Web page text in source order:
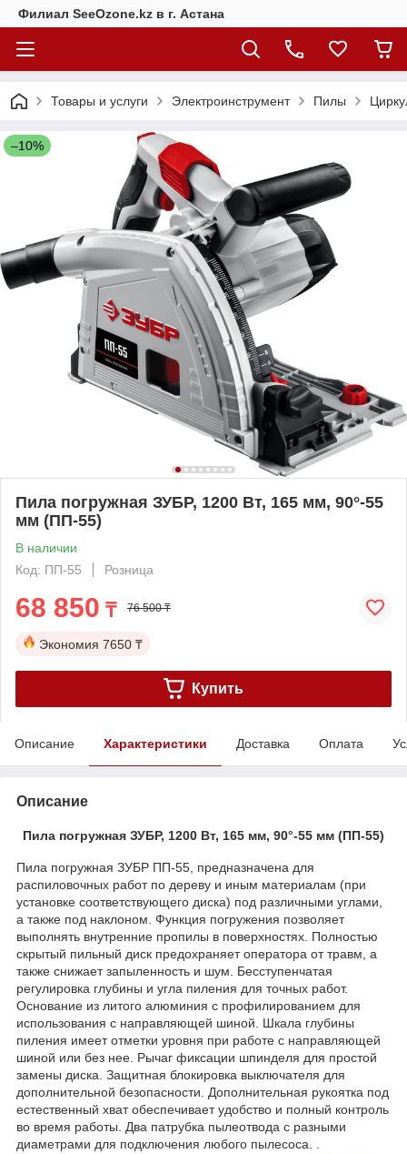
Филиал SeeOzone.kz в г. Астана
Товары и услуги Электроинструмент Пилы
–10%
Пила погружная ЗУБР, 1200 Вт, 165 мм, 90°-55
мм (ПП-55)
В наличии
Код: ПП-55
Розница
68 850 ₸ 76 500 ₸
Экономия 7650 ₸
Купить
Описание Характеристики Доставка Оплата
Описание
Пила погружная ЗУБР, 1200 Вт, 165 мм, 90°-55 мм (ПП-55)
Пила погружная ЗУБР ПП-55, предназначена для
распиловочных работ по дереву и иным материалам (при
установке соответствующего диска) под различными углами,
а также под наклоном. Функция погружения позволяет
выполнять внутренние пропилы в поверхностях. Полностью
скрытый пильный диск предохраняет оператора от травм, а
также снижает запыленность и шум. Бесступенчатая
регулировка глубины и угла пиления для точных работ.
Основание из литого алюминия с профилированием для
использования с направляющей шиной. Шкала глубины
пиления имеет отметки уровня при работе с направляющей
шиной или без нее. Рычаг фиксации шпинделя для простой
замены диска. Защитная блокировка выключателя для
дополнительной безопасности. Дополнительная рукоятка под
естественный хват обеспечивает удобство и полный контроль
во время работы. Два патрубка пылеотвода с разными
диаметрами для подключения любого пылесоса. .